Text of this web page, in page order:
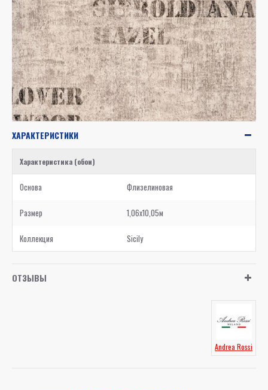
ХАРАКТЕРИСТИКИ
Характеристика (обои)
Основа Флизелиновая
Размер 1,06x10,05м
Коллекция Sicily
ОТЗЫВЫ
Andrea Rossi